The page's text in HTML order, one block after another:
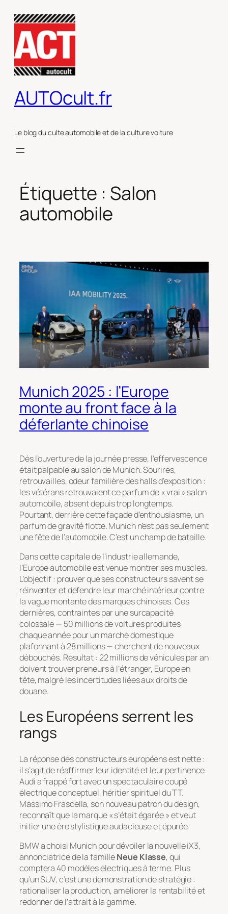
contenu
AUTOcult.fr
Le blog du culte automobile et de la culture voiture
Étiquette : Salon
automobile
Munich 2025 : l’Europe
monte au front face à la
déferlante chinoise
Dès l’ouverture de la journée presse, l’effervescence
était palpable au salon de Munich. Sourires,
retrouvailles, odeur familière des halls d’exposition :
les vétérans retrouvaient ce parfum de « vrai » salon
automobile, absent depuis trop longtemps.
Pourtant, derrière cette façade d’enthousiasme, un
parfum de gravité flotte. Munich n’est pas seulement
une fête de l’automobile. C’est un champ de bataille.
Dans cette capitale de l’industrie allemande,
l’Europe automobile est venue montrer ses muscles.
L’objectif : prouver que ses constructeurs savent se
réinventer et défendre leur marché intérieur contre
la vague montante des marques chinoises. Ces
dernières, contraintes par une surcapacité
colossale — 50 millions de voitures produites
chaque année pour un marché domestique
plafonnant à 28 millions — cherchent de nouveaux
débouchés. Résultat : 22 millions de véhicules par an
doivent trouver preneurs à l’étranger, Europe en
tête, malgré les incertitudes liées aux droits de
douane.
Les Européens serrent les
rangs
La réponse des constructeurs européens est nette :
il s’agit de réaffirmer leur identité et leur pertinence.
Audi a frappé fort avec un spectaculaire coupé
électrique conceptuel, héritier spirituel du TT.
Massimo Frascella, son nouveau patron du design,
reconnaît que la marque « s’était égarée » et veut
initier une ère stylistique audacieuse et épurée.
BMW a choisi Munich pour dévoiler la nouvelle iX3,
annonciatrice de la familleNeue Klasse, qui
comptera 40 modèles électriques à terme. Plus
qu’un SUV, c’est une démonstration de stratégie :
rationaliser la production, améliorer la rentabilité et
redonner de l’attrait à la gamme.